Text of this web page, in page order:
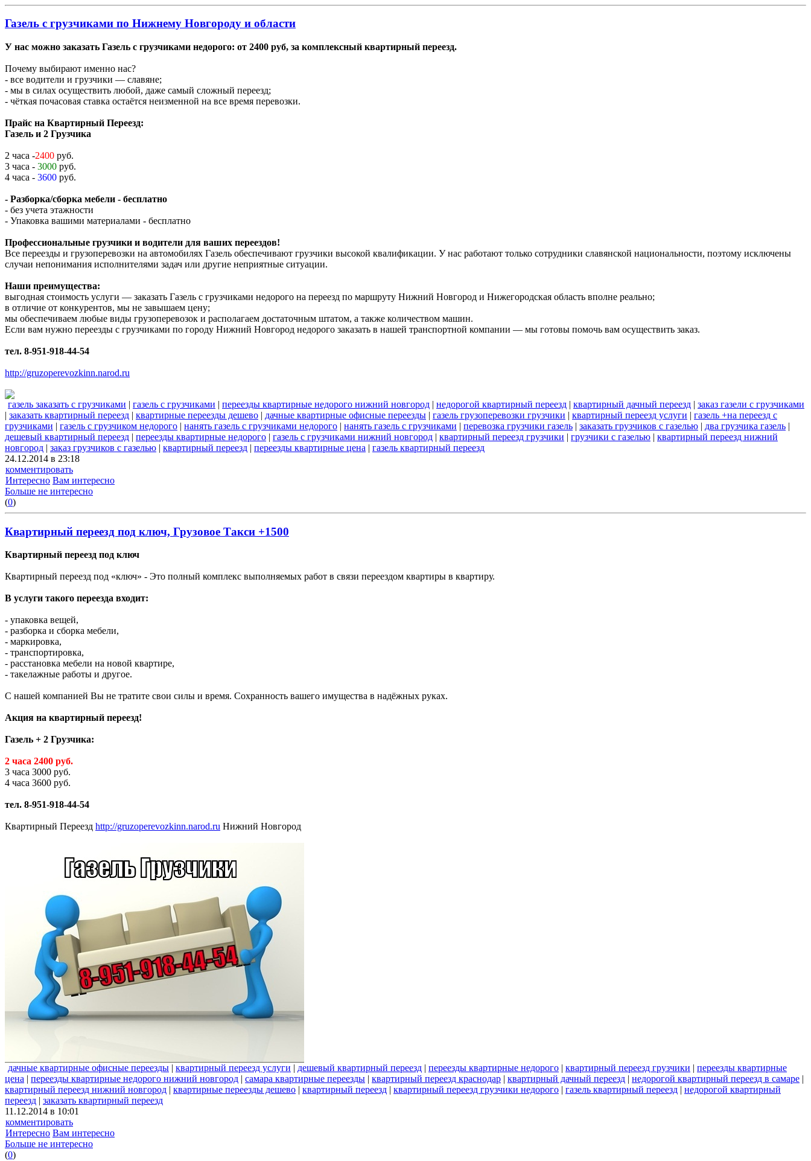
Газель с грузчиками по Нижнему Новгороду и области
У нас можно заказать Газель с грузчиками недорого: от 2400 руб, за комплексный квартирный переезд.
Почему выбирают именно нас?
- все водители и грузчики — славяне;
- мы в силах осуществить любой, даже самый сложный переезд;
- чёткая почасовая ставка остаётся неизменной на все время перевозки.
Прайс на Квартирный Переезд:
Газель и 2 Грузчика
2 часа -2400 руб.
3 часа - 3000 руб.
4 часа - 3600 руб.
- Разборка/сборка мебели - бесплатно
- без учета этажности
- Упаковка вашими материалами - бесплатно
Профессиональные грузчики и водители для ваших переездов!
Все переезды и грузоперевозки на автомобилях Газель обеспечивают грузчики высокой квалификации. У нас работают только сотрудники славянской национальности, поэтому исключены
случаи непонимания исполнителями задач или другие неприятные ситуации.
Наши преимущества:
выгодная стоимость услуги — заказать Газель с грузчиками недорого на переезд по маршруту Нижний Новгород и Нижегородская область вполне реально;
в отличие от конкурентов, мы не завышаем цену;
мы обеспечиваем любые виды грузоперевозок и располагаем достаточным штатом, а также количеством машин.
Если вам нужно переезды с грузчиками по городу Нижний Новгород недорого заказать в нашей транспортной компании — мы готовы помочь вам осуществить заказ.
тел. 8-951-918-44-54
http://gruzoperevozkinn.narod.ru
газель заказать с грузчиками | газель с грузчиками | переезды квартирные недорого нижний новгород | недорогой квартирный переезд | квартирный дачный переезд | заказ газели с грузчиками
| заказать квартирный переезд | квартирные переезды дешево | дачные квартирные офисные переезды | газель грузоперевозки грузчики | квартирный переезд услуги | газель +на переезд с
грузчиками | газель с грузчиком недорого | нанять газель с грузчиками недорого | нанять газель с грузчиками | перевозка грузчики газель | заказать грузчиков с газелью | два грузчика газель |
дешевый квартирный переезд | переезды квартирные недорого | газель с грузчиками нижний новгород | квартирный переезд грузчики | грузчики с газелью | квартирный переезд нижний
новгород | заказ грузчиков с газелью | квартирный переезд | переезды квартирные цена | газель квартирный переезд
24.12.2014 в 23:18
комментировать
Интересно Вам интересно
Больше не интересно
(0)
Квартирный переезд под ключ, Грузовое Такси +1500
Квартирный переезд под ключ
Квартирный переезд под «ключ» - Это полный комплекс выполняемых работ в связи переездом квартиры в квартиру.
В услуги такого переезда входит:
- упаковка вещей,
- разборка и сборка мебели,
- маркировка,
- транспортировка,
- расстановка мебели на новой квартире,
- такелажные работы и другое.
С нашей компанией Вы не тратите свои силы и время. Сохранность вашего имущества в надёжных руках.
Акция на квартирный переезд!
Газель + 2 Грузчика:
2 часа 2400 руб.
3 часа 3000 руб.
4 часа 3600 руб.
тел. 8-951-918-44-54
Квартирный Переезд http://gruzoperevozkinn.narod.ru Нижний Новгород
дачные квартирные офисные переезды | квартирный переезд услуги | дешевый квартирный переезд | переезды квартирные недорого | квартирный переезд грузчики | переезды квартирные
цена | переезды квартирные недорого нижний новгород | самара квартирные переезды | квартирный переезд краснодар | квартирный дачный переезд | недорогой квартирный переезд в самаре |
квартирный переезд нижний новгород | квартирные переезды дешево | квартирный переезд | квартирный переезд грузчики недорого | газель квартирный переезд | недорогой квартирный
переезд | заказать квартирный переезд
11.12.2014 в 10:01
комментировать
Интересно Вам интересно
Больше не интересно
(0)